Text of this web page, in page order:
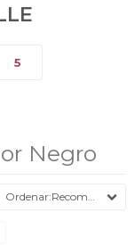
5
Negro
Recomendados